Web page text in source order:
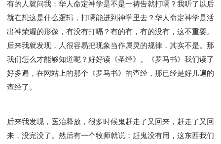
有的人就问我：华人命定神学是不是一祷告就打嗝？我听了以后
就在想这是什么逻辑，打嗝能进到神学里去？华人命定神学是活
出神荣耀的形像，有没有打嗝？有的有，有的没有，这不重要。
后来我就发现，人很容易把现象当作属灵的规律，其实不是。那
我们怎么才能够知道呢？好好读《圣经》。《罗马书》我们读了
好多遍，在网站上的那个《罗马书》的查经，那已经是好几遍的
查经了。
后来我发现，医治释放，很多时候鬼赶走了又回来，赶走了又回
来，没完没了。然后有一个牧师就说：赶鬼没有用，这东西我们